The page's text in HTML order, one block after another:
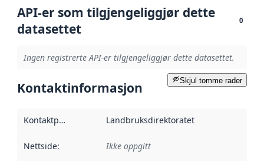
API-er som tilgjengeliggjør dette
datasettet
0
Ingen registrerte API-er tilgjengeliggjør dette datasettet.
Skjul tomme rader
Kontaktinformasjon
Kontaktpunkt Landbruksdirektoratet
Nettside: Ikke oppgitt